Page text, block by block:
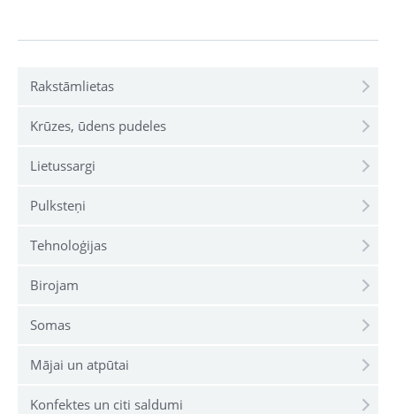
Rakstāmlietas
Krūzes, ūdens pudeles
Lietussargi
Pulksteņi
Tehnoloģijas
Birojam
Somas
Mājai un atpūtai
Konfektes un citi saldumi